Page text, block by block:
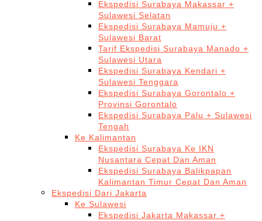
Ekspedisi Surabaya Makassar +
Sulawesi Selatan
Ekspedisi Surabaya Mamuju +
Sulawesi Barat
Tarif Ekspedisi Surabaya Manado +
Sulawesi Utara
Ekspedisi Surabaya Kendari +
Sulawesi Tenggara
Ekspedisi Surabaya Gorontalo +
Provinsi Gorontalo
Ekspedisi Surabaya Palu + Sulawesi
Tengah
Ke Kalimantan
Ekspedisi Surabaya Ke IKN
Nusantara Cepat Dan Aman
Ekspedisi Surabaya Balikpapan
Kalimantan Timur Cepat Dan Aman
Ekspedisi Dari Jakarta
Ke Sulawesi
Ekspedisi Jakarta Makassar +